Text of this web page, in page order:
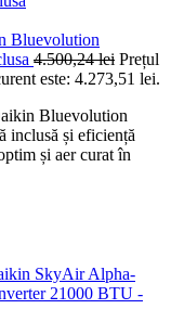
Bluevolution
4.500,24lei Prețul
este: 4.273,51 lei.
Bluevolution
inclusă și eficiență
și aer curat în